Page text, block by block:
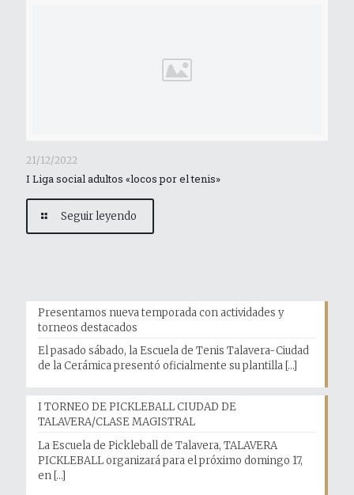
21/12/2022
I Liga social adultos «locos por el tenis»
Seguir leyendo
Presentamos nueva temporada con actividades y
torneos destacados
El pasado sábado, la Escuela de Tenis Talavera-Ciudad
de la Cerámica presentó oficialmente su plantilla […]
I TORNEO DE PICKLEBALL CIUDAD DE
TALAVERA/CLASE MAGISTRAL
La Escuela de Pickleball de Talavera, TALAVERA
PICKLEBALL organizará para el próximo domingo 17,
en […]